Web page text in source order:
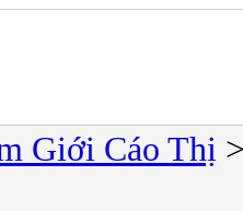
Giới Cáo Thị